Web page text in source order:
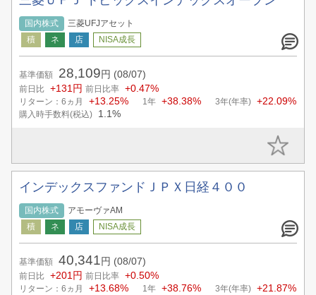
国内株式 三菱UFJアセット
基準価額 28,109 円 (08/07)
前日比 +131円 前日比率 +0.47%
リターン：6ヵ月 +13.25% 1年 +38.38% 3年(年率) +22.09%
購入時手数料(税込) 1.1%
インデックスファンドＪＰＸ日経４００
国内株式 アモーヴァAM
基準価額 40,341 円 (08/07)
前日比 +201円 前日比率 +0.50%
リターン：6ヵ月 +13.68% 1年 +38.76% 3年(年率) +21.87%